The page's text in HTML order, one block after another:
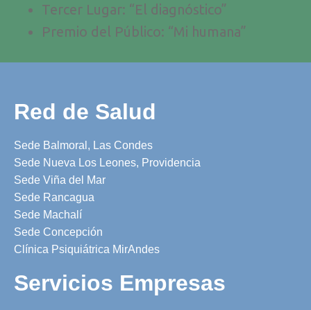
Tercer Lugar: “El diagnóstico”
Premio del Público: “Mi humana”
Red de Salud
Sede Balmoral, Las Condes
Sede Nueva Los Leones, Providencia
Sede Viña del Mar
Sede Rancagua
Sede Machalí
Sede Concepción
Clínica Psiquiátrica MirAndes
Servicios Empresas